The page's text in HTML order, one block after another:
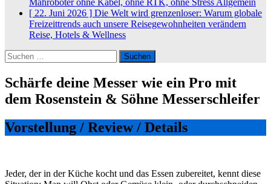
Mähroboter ohne Kabel, ohne RTK, ohne Stress Allgemein
[ 22. Juni 2026 ] Die Welt wird grenzenloser: Warum globale
Freizeittrends auch unsere Reisegewohnheiten verändern
Reise, Hotels & Wellness
Suchen
nach:
Schärfe deine Messer wie ein Pro mit
dem Rosenstein & Söhne Messerschleifer
Vorstellung / Review / Details
Jeder, der in der Küche kocht und das Essen zubereitet, kennt diese